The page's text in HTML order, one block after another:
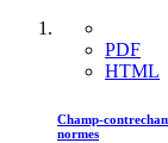
PDF
HTML
Champ-
normes